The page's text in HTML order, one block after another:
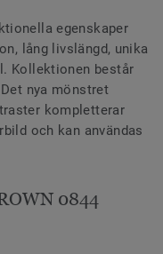
egenskaper
lång livslängd, unika
Kollektionen består
nya mönstret
kompletterar
och kan användas
0844